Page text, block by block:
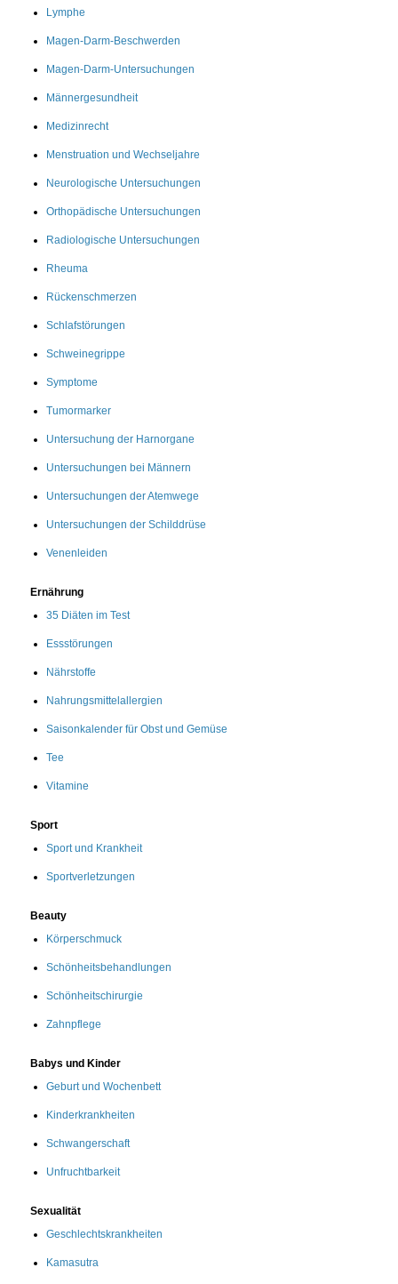
Lymphe
Magen-Darm-Beschwerden
Magen-Darm-Untersuchungen
Männergesundheit
Medizinrecht
Menstruation und Wechseljahre
Neurologische Untersuchungen
Orthopädische Untersuchungen
Radiologische Untersuchungen
Rheuma
Rückenschmerzen
Schlafstörungen
Schweinegrippe
Symptome
Tumormarker
Untersuchung der Harnorgane
Untersuchungen bei Männern
Untersuchungen der Atemwege
Untersuchungen der Schilddrüse
Venenleiden
Ernährung
35 Diäten im Test
Essstörungen
Nährstoffe
Nahrungsmittelallergien
Saisonkalender für Obst und Gemüse
Tee
Vitamine
Sport
Sport und Krankheit
Sportverletzungen
Beauty
Körperschmuck
Schönheitsbehandlungen
Schönheitschirurgie
Zahnpflege
Babys und Kinder
Geburt und Wochenbett
Kinderkrankheiten
Schwangerschaft
Unfruchtbarkeit
Sexualität
Geschlechtskrankheiten
Kamasutra